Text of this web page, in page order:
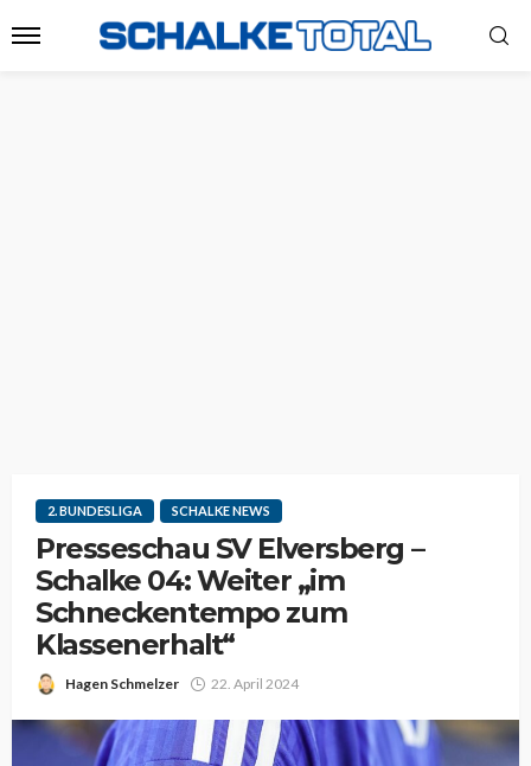
2. BUNDESLIGA SCHALKE NEWS
Presseschau SV Elversberg –
Schalke 04: Weiter „im
Schneckentempo zum
Klassenerhalt“
Hagen Schmelzer 22. April 2024